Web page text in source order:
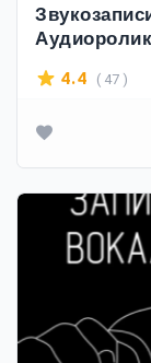
4.4 ( 47 )